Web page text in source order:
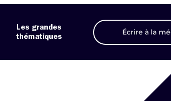
Les grandes
thématiques
Écrire à la